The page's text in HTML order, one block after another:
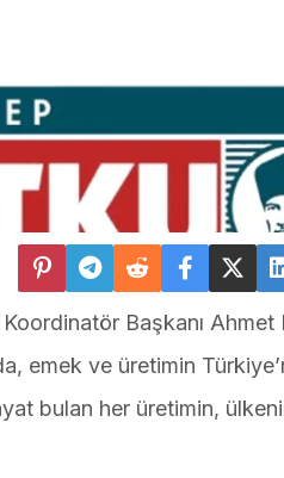
Başkanı Ahmet
emek ve üretimin
bulan her üretimin,